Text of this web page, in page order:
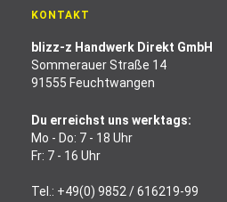
KONTAKT
blizz-z Handwerk Direkt GmbH
Sommerauer Straße 14
91555 Feuchtwangen
Du erreichst uns werktags:
Mo - Do: 7 - 18 Uhr
Fr: 7 - 16 Uhr
Tel.: +49(0) 9852 / 616219-99